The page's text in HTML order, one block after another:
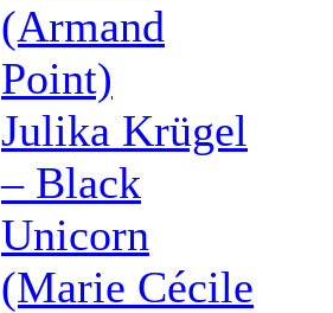
(Armand
Point)
Julika Krügel
– Black
Unicorn
(Marie Cécile